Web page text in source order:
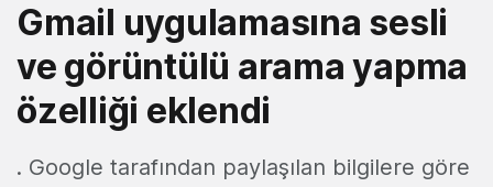
Gmail uygulamasına sesli
ve görüntülü arama yapma
özelliği eklendi
. Google tarafından paylaşılan bilgilere göre